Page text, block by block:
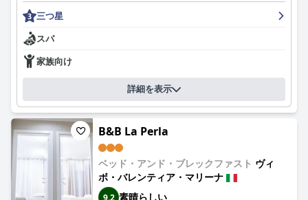
三つ星
スパ
家族向け
詳細を表示
B&B La Perla
ベッド・アンド・ブレックファスト ヴィ
ボ・バレンティア・マリーナ
9.2 素晴らしい